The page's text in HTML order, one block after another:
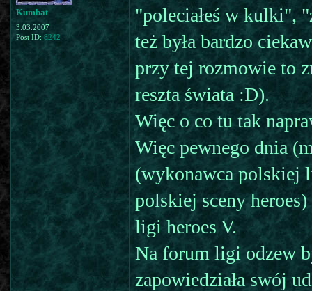
Kumbat
3.03.2007
Post ID: 8242
"poleciałeś w kulki",
też była bardzo
przy tej rozmowie to
reszta świata :D).
Więc o co tu tak
Więc pewnego dnia
(wykonawca polskiej
polskiej sceny
ligi heroes V.
Na forum ligi odzew
zapowiedziała swój